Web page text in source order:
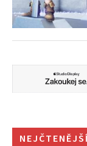
NEJČTENĚJŠÍ